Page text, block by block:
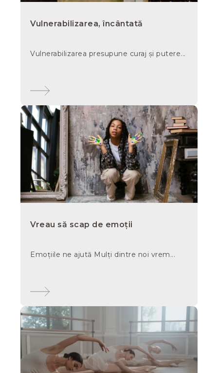
Vulnerabilizarea, încântată
Vulnerabilizarea presupune curaj și putere...
Vreau să scap de emoții
Emoțiile ne ajută Mulți dintre noi vrem...